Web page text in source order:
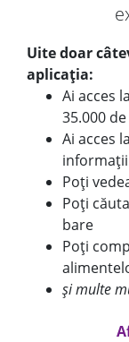
Uite doar
aplicația:
Ai acces
35.000
Ai acces
Poți
Poți
bare
Poți
și multe